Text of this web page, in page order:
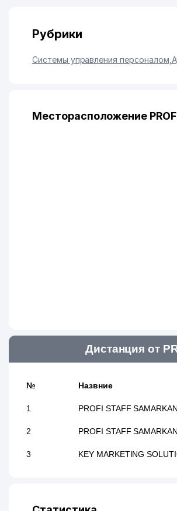
Рубрики
Системы управления персоналом
Месторасположение
Дистанция от
№ Назвние
1 PROFI STAFF
2 PROFI STAFF
3 KEY MARKETING